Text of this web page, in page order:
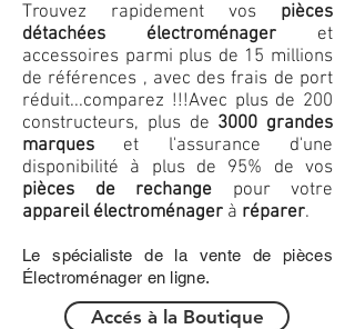
Trouvez rapidement vos pièces
détachées électroménager et
accessoires parmi plus de 15 millions
de références , avec des frais de port
réduit...comparez !!!Avec plus de 200
constructeurs, plus de 3000 grandes
marques et l'assurance d'une
disponibilité à plus de 95% de vos
pièces de rechange pour votre
appareil électroménager à réparer.
Le spécialiste de la vente de pièces
Électroménager en ligne.
Accés à la Boutique